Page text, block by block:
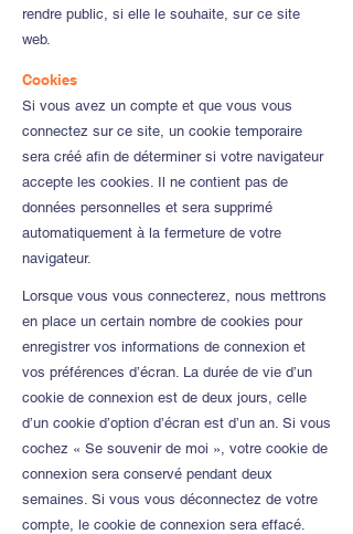
rendre public, si elle le souhaite, sur ce site
web.
Cookies
Si vous avez un compte et que vous vous
connectez sur ce site, un cookie temporaire
sera créé afin de déterminer si votre navigateur
accepte les cookies. Il ne contient pas de
données personnelles et sera supprimé
automatiquement à la fermeture de votre
navigateur.
Lorsque vous vous connecterez, nous mettrons
en place un certain nombre de cookies pour
enregistrer vos informations de connexion et
vos préférences d’écran. La durée de vie d’un
cookie de connexion est de deux jours, celle
d’un cookie d’option d’écran est d’un an. Si vous
cochez « Se souvenir de moi », votre cookie de
connexion sera conservé pendant deux
semaines. Si vous vous déconnectez de votre
compte, le cookie de connexion sera effacé.